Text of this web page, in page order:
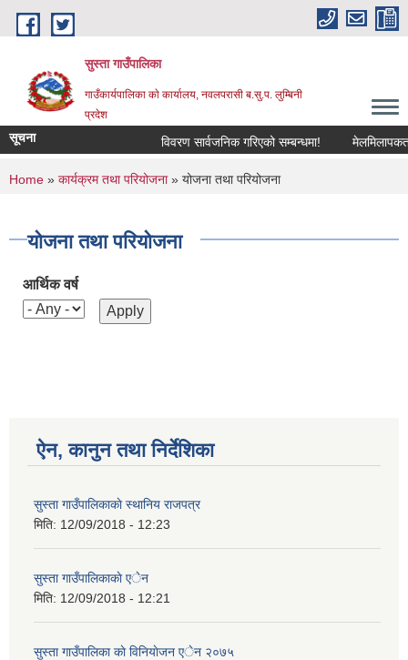
Skip to main content
सुस्ता गाउँपालिका
गाउँकार्यपालिका काे कार्यालय, नवलपरासी ब.सु.प. लुम्बिनी
प्रदेश
सूचना विवरण सार्वजनिक गरिएको सम्बन्धमा!
You are here
Home » कार्यक्रम तथा परियोजना» योजना तथा परियोजना
योजना तथा परियोजना
आर्थिक वर्ष
ऐन, कानुन तथा निर्देशिका
सुस्ता गाउँपालिकाकाे स्थानिय राजपत्र
मिति: 12/09/2018 - 12:23
सुस्ता गाउँपालिकाकाे एेन
मिति: 12/09/2018 - 12:21
सुस्ता गाउँपालिका काे विनियाेजन एेन २०७५